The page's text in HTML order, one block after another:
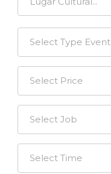
Select Type Event
Select Price
Select Job
Select Time